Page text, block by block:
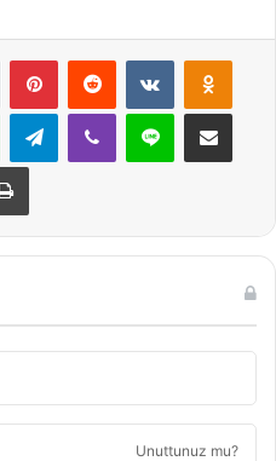
Tumblr PinterestReddit VKontakte
WhatsAppTelegramViber Line E-Posta ile
Yazdır
Unuttunuz mu?